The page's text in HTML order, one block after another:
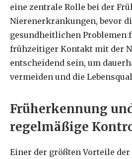
eine zentrale Rolle bei der
Nierenerkrankungen, bevor
gesundheitlichen Problemen
frühzeitiger Kontakt mit der
entscheidend sein, um
vermeiden und die
Früherkennung
regelmäßige
Einer der größten Vorteile